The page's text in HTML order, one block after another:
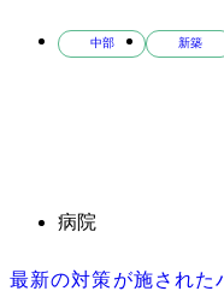
中部 新築
最新の対策が施された
病院